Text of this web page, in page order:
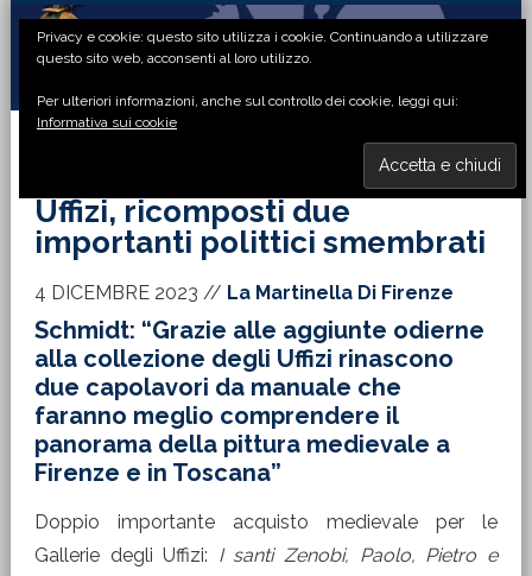
Passa
primaria
Passa
principale
Passa
laterale
Passa
di
Uffizi, ricomposti due
importanti polittici smembrati
4 DICEMBRE 2023 // La Martinella Di Firenze
Schmidt: “Grazie alle aggiunte odierne
alla collezione degli Uffizi rinascono
due capolavori da manuale che
faranno meglio comprendere il
panorama della pittura medievale a
Firenze e in Toscana”
Doppio importante acquisto medievale per le
Gallerie degli Uffizi: I santi Zenobi, Paolo, Pietro e
Privacy e cookie: questo sito utilizza i cookie. Continuando a utilizzare
questo sito web, acconsenti al loro utilizzo.
Per ulteriori informazioni, anche sul controllo dei cookie, leggi qui:
Informativa sui cookie